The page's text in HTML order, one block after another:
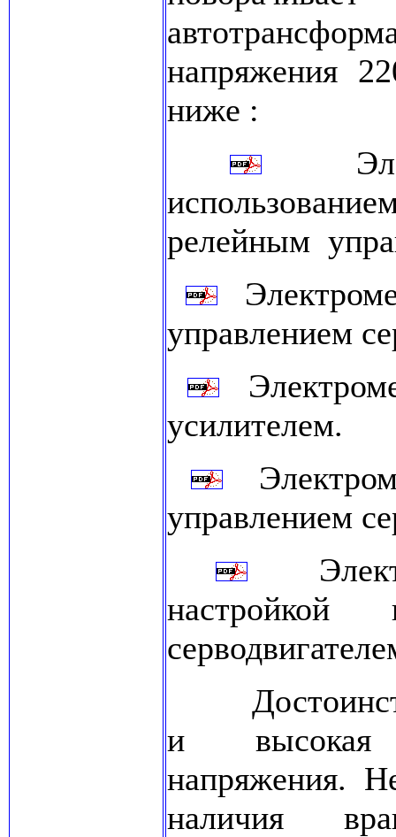
напряжения
ниже :
релейным
управлением
усилителем.
управлением
и высокая
напряжения.
наличия